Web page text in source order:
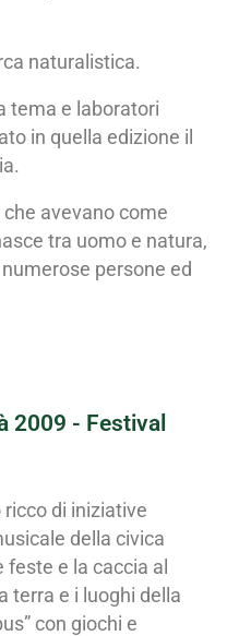
naturalistica.
tema e laboratori
in quella edizione il
avevano come
tra uomo e natura,
persone ed
2009 - Festival
di iniziative
della civica
e la caccia al
terra e i luoghi della
con giochi e